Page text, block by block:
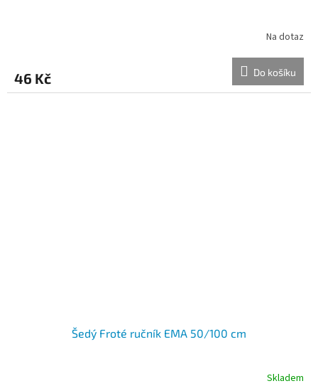
Na dotaz
46 Kč Do košíku
Šedý Froté ručník EMA 50/100 cm
Skladem